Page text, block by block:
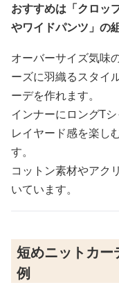
おすすめは「クロッ
やワイドパンツ」の
オーバーサイズ気味
ーズに羽織るスタイ
ーデを作れます。
インナーにロングT
レイヤード感を楽し
す。
コットン素材やアク
いています。
短めニットカー
例